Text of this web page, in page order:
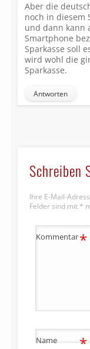
Aber die
noch in diesem
und dann kann
Smartphone
Sparkasse soll
wird wohl die
Sparkasse.
Antworten
Schreiben
Ihre E-Mail-
Felder sind mit *
Kommentar*
Name *